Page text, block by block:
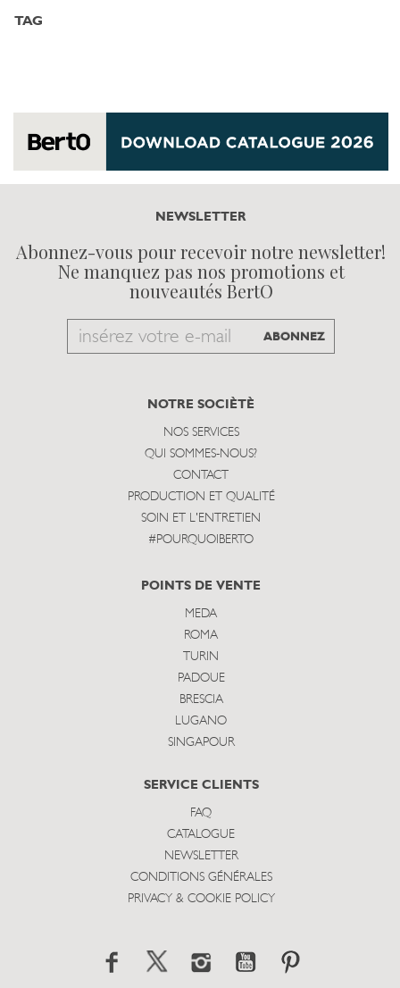
TAG
NEWSLETTER
Abonnez-vous pour recevoir notre newsletter!
Ne manquez pas nos promotions et
nouveautés BertO
Email
subscribe
ABONNEZ
NOTRE SOCIÈTÈ
NOS SERVICES
QUI SOMMES-NOUS?
CONTACT
PRODUCTION ET QUALITÉ
SOIN ET L'ENTRETIEN
#POURQUOIBERTO
POINTS DE VENTE
MEDA
ROMA
TURIN
PADOUE
BRESCIA
LUGANO
SINGAPOUR
SERVICE CLIENTS
FAQ
CATALOGUE
NEWSLETTER
CONDITIONS GÉNÉRALES
PRIVACY & COOKIE POLICY